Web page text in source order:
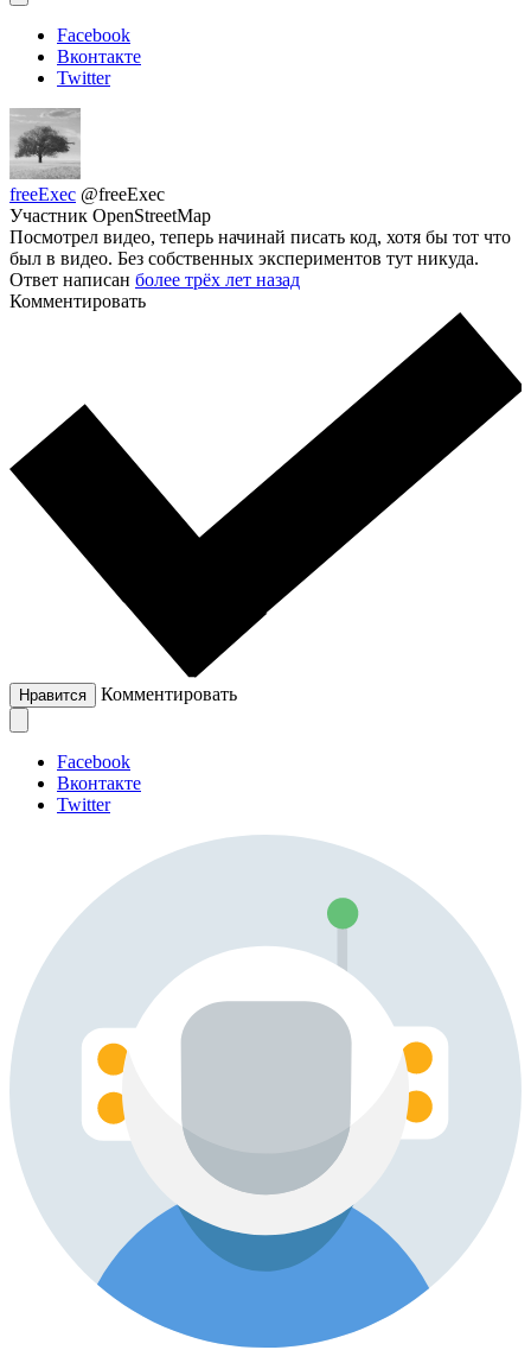
Facebook
Вконтакте
Twitter
freeExec @freeExec
Участник OpenStreetMap
Посмотрел видео, теперь начинай писать код, хотя бы тот что
был в видео. Без собственных экспериментов тут никуда.
Ответ написан более трёх лет назад
Комментировать
Нравится Комментировать
Facebook
Вконтакте
Twitter